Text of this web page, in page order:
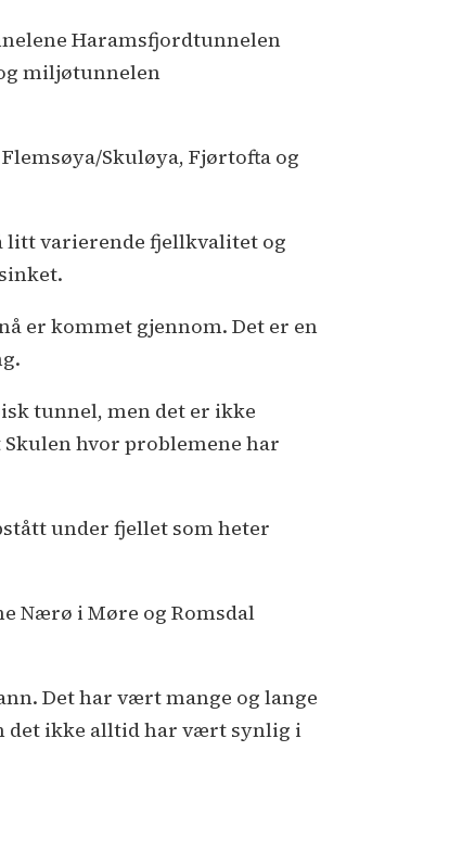
Haramsfjordtunnelen
miljøtunnelen
Skuløya, Fjørtofta og
litt varierende fjellkvalitet og
er kommet gjennom. Det er en
tunnel, men det er ikke
hvor problemene har
under fjellet som heter
Nærø i Møre og Romsdal
Det har vært mange og lange
det ikke alltid har vært synlig i